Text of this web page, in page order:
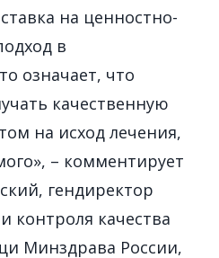
на ценностно-
в
означает, что
качественную
на исход лечения,
– комментирует
гендиректор
контроля качества
Минздрава России,